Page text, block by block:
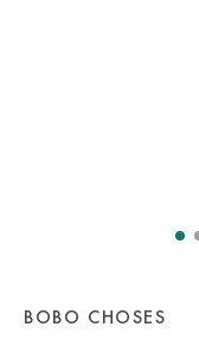
BOBO CHOSES